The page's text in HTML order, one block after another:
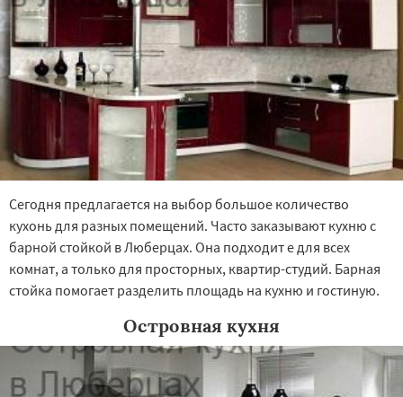
Сегодня предлагается на выбор большое количество
кухонь для разных помещений. Часто заказывают кухню с
барной стойкой в Люберцах. Она подходит е для всех
комнат, а только для просторных, квартир-студий. Барная
стойка помогает разделить площадь на кухню и гостиную.
Островная кухня